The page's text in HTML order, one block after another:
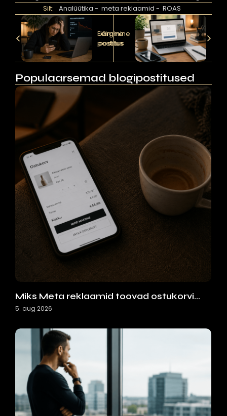
Silt: Analüütika - meta reklaamid - ROAS
Eelmine
postitus
Järgmine
postitus
Populaarsemad blogipostitused
Miks Meta reklaamid toovad ostukorvi…
5. aug 2026